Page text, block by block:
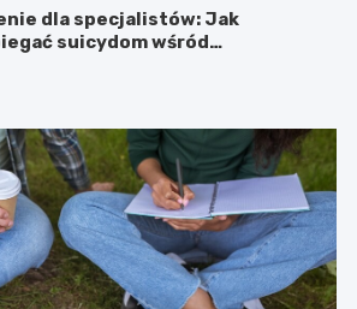
dla specjalistów: Jak
suicydom wśród